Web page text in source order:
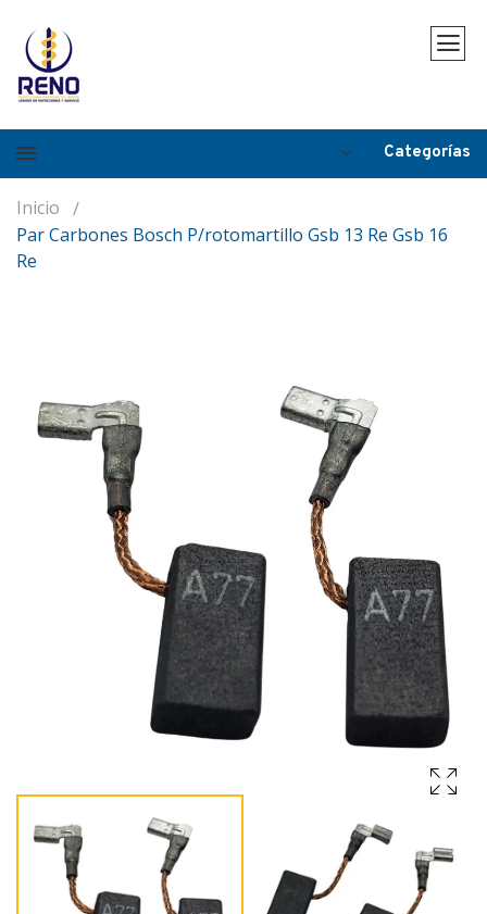
Categorías
Inicio
Par Carbones Bosch P/rotomartillo Gsb 13 Re Gsb 16
Re